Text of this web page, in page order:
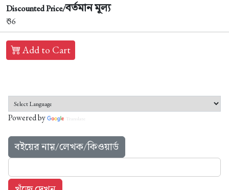
Discounted Price/বর্তমান মূল্য
₹ 36
Add to Cart
Powered by Translate
বইয়ের নাম়/লেখক/কিওয়ার্ড